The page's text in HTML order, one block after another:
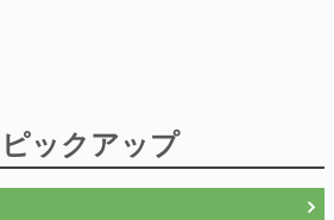
ックアップ